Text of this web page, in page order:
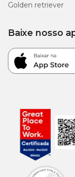
Golden retriever
Baixe nosso